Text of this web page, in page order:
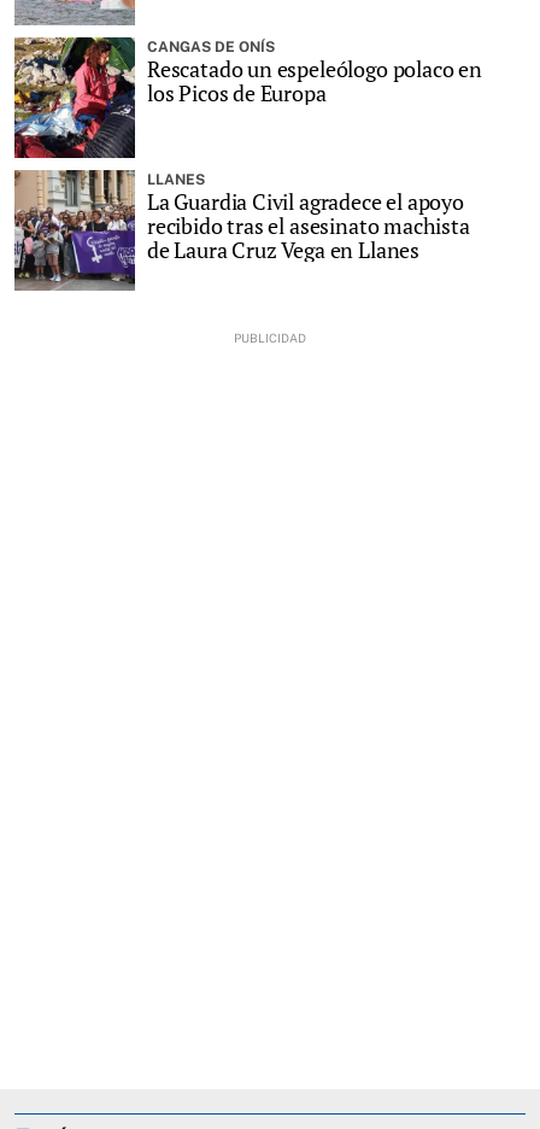
CANGAS DE ONÍS
Rescatado un espeleólogo polaco en
los Picos de Europa
LLANES
La Guardia Civil agradece el apoyo
recibido tras el asesinato machista
de Laura Cruz Vega en Llanes